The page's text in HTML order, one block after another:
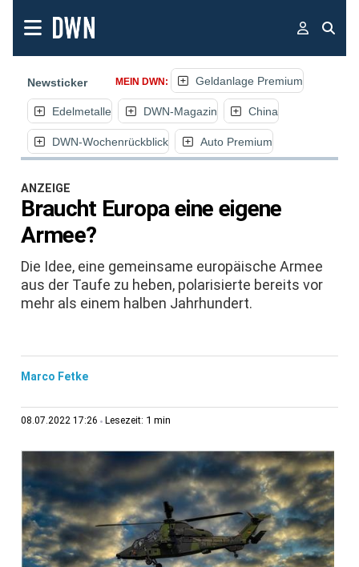
Newsticker MEIN DWN: Geldanlage Premium
Edelmetalle DWN-Magazin China
DWN-Wochenrückblick Auto Premium
ANZEIGE
Braucht Europa eine eigene
Armee?
Die Idee, eine gemeinsame europäische Armee
aus der Taufe zu heben, polarisierte bereits vor
mehr als einem halben Jahrhundert.
Marco Fetke
08.07.2022 17:26 Lesezeit: 1 min